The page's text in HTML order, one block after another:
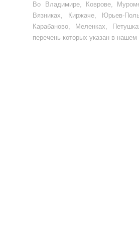
Во Владимире, Коврове,
Вязниках, Киржаче, Юрьев-
Карабаново, Меленках,
перечень которых указан в нашем